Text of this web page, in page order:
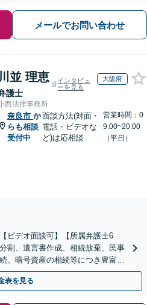
メールでお問い合わせ
川並 理恵
護士
インタビュ
ーを見る
大阪府
西法律事務所
奈良市 か
らも相談
受付中
面談方法(対面・
電話・ビデオな
ど)は応相談
営業時間：0
9:00~20:00
（平日）
ビデオ面談可】【所属弁護士6
割、遺言書作成、相続放棄、民事
、暗号資産の相続等につき豊富な
個室対応】
表を見る